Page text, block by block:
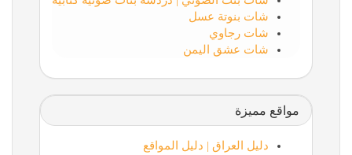
شات بنوتة عسل
شات رجاوي
شات عشق اليمن
مواقع مميزة
دليل العراق | دليل المواقع